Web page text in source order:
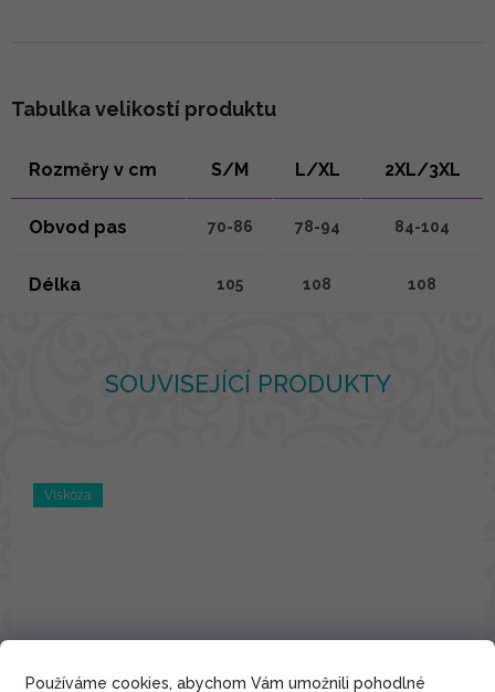
Používáme cookies, abychom Vám umožnili pohodlné
SOUVISEJÍCÍ PRODUKTY
Viskóza
Tabulka velikostí produktu
Rozměry v cm S/M L/XL 2XL/3XL
Obvod pas 70-86 78-94 84-104
Délka 105 108 108